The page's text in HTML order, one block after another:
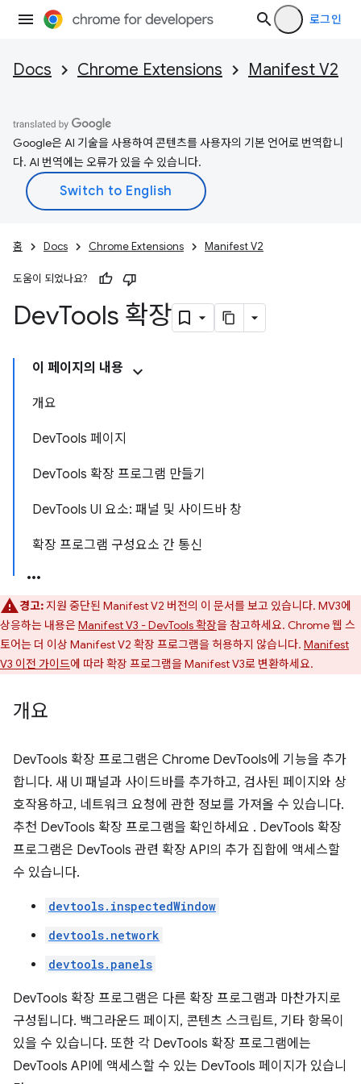
로그인
Docs Chrome Extensions Manifest V2
Google은 AI 기술을 사용하여 콘텐츠를 사용자의 기본 언어로 번역합니
다. AI 번역에는 오류가 있을 수 있습니다.
홈 Docs Chrome Extensions Manifest V2
도움이 되었나요?
DevTools 확장
이 페이지의 내용
개요
DevTools 페이지
DevTools 확장 프로그램 만들기
DevTools UI 요소: 패널 및 사이드바 창
확장 프로그램 구성요소 간 통신
경고:지원 중단된 Manifest V2 버전의 이 문서를 보고 있습니다. MV3에
상응하는 내용은Manifest V3 - DevTools 확장을 참고하세요. Chrome 웹 스
토어는 더 이상 Manifest V2 확장 프로그램을 허용하지 않습니다. Manifest
V3 이전 가이드에 따라 확장 프로그램을 Manifest V3로 변환하세요.
개요
DevTools 확장 프로그램은 Chrome DevTools에 기능을 추가
합니다. 새 UI 패널과 사이드바를 추가하고, 검사된 페이지와 상
호작용하고, 네트워크 요청에 관한 정보를 가져올 수 있습니다.
추천 DevTools 확장 프로그램을 확인하세요 . DevTools 확장
프로그램은 DevTools 관련 확장 API의 추가 집합에 액세스할
수 있습니다.
devtools.inspectedWindow
devtools.network
devtools.panels
DevTools 확장 프로그램은 다른 확장 프로그램과 마찬가지로
구성됩니다. 백그라운드 페이지, 콘텐츠 스크립트, 기타 항목이
있을 수 있습니다. 또한 각 DevTools 확장 프로그램에는
DevTools API에 액세스할 수 있는 DevTools 페이지가 있습니